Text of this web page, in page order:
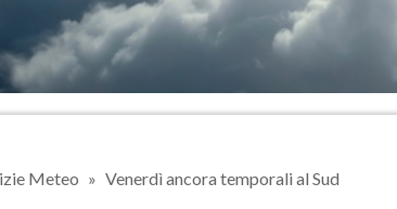
Meteo Venerdì ancora temporali al Sud